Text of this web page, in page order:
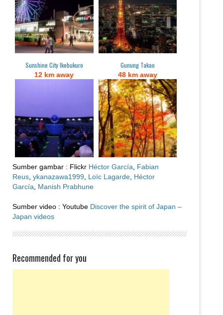
Sunshine City Ikebukuro
12 km away
Gunung Takao
48 km away
Sumber gambar : Flickr Héctor García, Fabian
Reus, ykanazawa1999, Loïc Lagarde, Héctor
García, Manish Prabhune
Sumber video : Youtube Discover the spirit of Japan –
Japan videos
Recommended for you